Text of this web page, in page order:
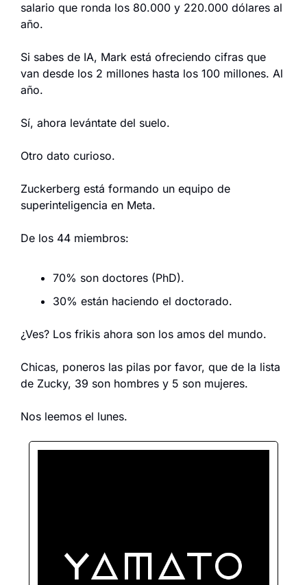
salario que ronda los 80.000 y 220.000 dólares al
año.
Si sabes de IA, Mark está ofreciendo cifras que
van desde los 2 millones hasta los 100 millones. Al
año.
Sí, ahora levántate del suelo.
Otro dato curioso.
Zuckerberg está formando un equipo de
superinteligencia en Meta.
De los 44 miembros:
70% son doctores (PhD).
30% están haciendo el doctorado.
¿Ves? Los frikis ahora son los amos del mundo.
Chicas, poneros las pilas por favor, que de la lista
de Zucky, 39 son hombres y 5 son mujeres.
Nos leemos el lunes.